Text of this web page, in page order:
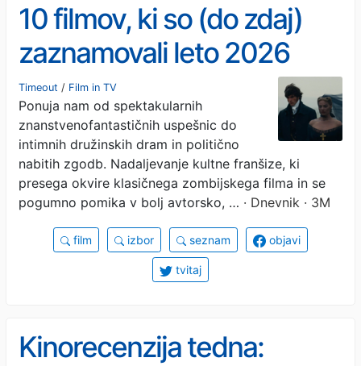
10 filmov, ki so (do zdaj)
zaznamovali leto 2026
Timeout / Film in TV
Ponuja nam od spektakularnih
znanstvenofantastičnih uspešnic do
intimnih družinskih dram in politično
nabitih zgodb. Nadaljevanje kultne franšize, ki
presega okvire klasičnega zombijskega filma in se
pogumno pomika v bolj avtorsko, … · Dnevnik · 3M
film izbor seznam objavi
tvitaj
Kinorecenzija tedna: